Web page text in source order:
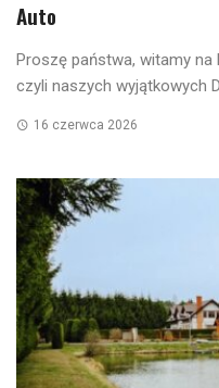
Auto
Proszę państwa, witamy
czyli naszych wyjątkowych
16 czerwca 2026